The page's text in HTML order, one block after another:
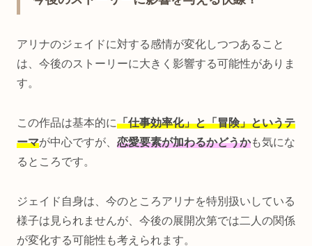
アリナのジェイドに対する感情が変化しつつあること
は、今後のストーリーに大きく影響する可能性がありま
す。
この作品は基本的に「仕事効率化」と「冒険」というテ
ーマが中心ですが、 恋愛要素が加わるかどうかも気にな
るところです。
ジェイド自身は、今のところアリナを特別扱いしている
様子は見られませんが、今後の展開次第では二人の関係
が変化する可能性も考えられます。